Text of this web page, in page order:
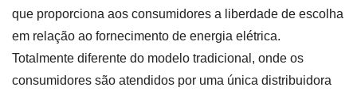
que proporciona aos consumidores a liberdade de escolha
em relação ao fornecimento de energia elétrica.
Totalmente diferente do modelo tradicional, onde os
consumidores são atendidos por uma única distribuidora